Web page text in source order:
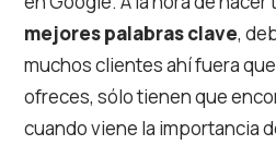
mejores palabras clave,
muchos clientes ahí fuera
ofreces, sólo tienen que
cuando viene la importancia